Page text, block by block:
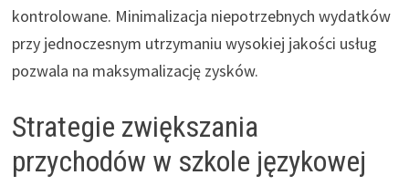
kontrolowane. Minimalizacja niepotrzebnych wydatków
przy jednoczesnym utrzymaniu wysokiej jakości usług
pozwala na maksymalizację zysków.
Strategie zwiększania
przychodów w szkole językowej